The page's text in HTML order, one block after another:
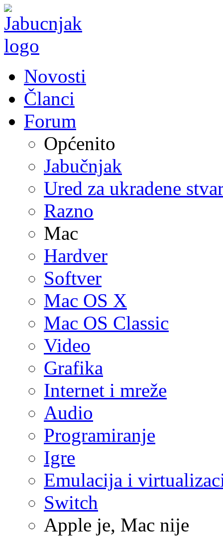
Novosti
Članci
Forum
Općenito
Jabučnjak
Ured za ukradene
Razno
Mac
Hardver
Softver
Mac OS X
Mac OS Classic
Video
Grafika
Internet i mreže
Audio
Programiranje
Igre
Emulacija i
Switch
Apple je, Mac nije